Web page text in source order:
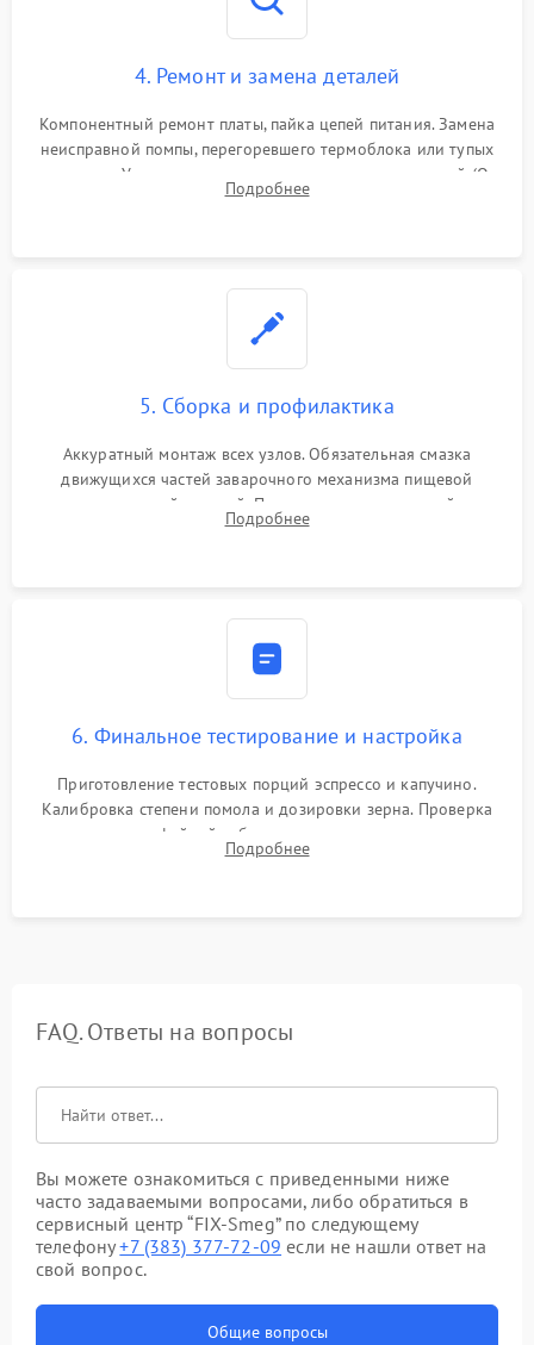
4. Ремонт и замена деталей
Компонентный ремонт платы, пайка цепей питания. Замена
неисправной помпы, перегоревшего термоблока или тупых
жерновов. Установка новых силиконовых уплотнителей (O-
ring) и тефлоновых трубок для надежного устранения
Подробнее
5. Сборка и профилактика
Аккуратный монтаж всех узлов. Обязательная смазка
движущихся частей заварочного механизма пищевой
силиконовой смазкой. Проведение программной
декальцинации и очистки системы от кофейных масел.
Подробнее
6. Финальное тестирование и настройка
Приготовление тестовых порций эспрессо и капучино.
Калибровка степени помола и дозировки зерна. Проверка
плотности кофейной таблетки, температуры напитка и
качества молочной пены. Контроль отсутствия посторонних
Подробнее
FAQ. Ответы на вопросы
Вы можете ознакомиться с приведенными ниже
часто задаваемыми вопросами, либо обратиться в
сервисный центр “FIX-Smeg” по следующему
телефону+7 (383) 377-72-09 если не нашли ответ на
свой вопрос.
Общие вопросы